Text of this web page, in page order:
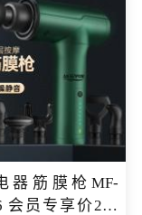
器筋膜枪MF-
会员专享价299